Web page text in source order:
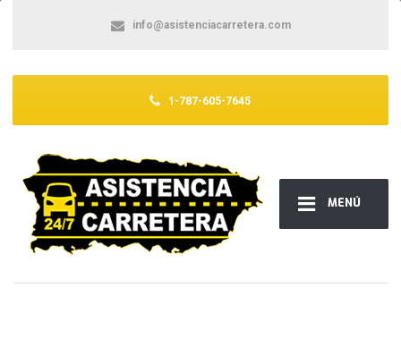
MENÚ
info@asistenciacarretera.com
1-787-605-7645